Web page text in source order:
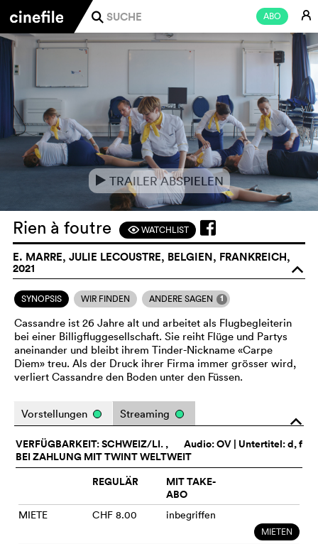
ABO E
j
e TRAILER ABSPIELEN
Rien à foutre FWATCHLIST
E. MARRE, JULIE LECOUSTRE, BELGIEN, FRANKREICH,
2021 o
SYNOPSIS WIR FINDEN ANDERE SAGEN 1
Cassandre ist 26 Jahre alt und arbeitet als Flugbegleiterin
bei einer Billigfluggesellschaft. Sie reiht Flüge und Partys
aneinander und bleibt ihrem Tinder-Nickname «Carpe
Diem» treu. Als der Druck ihrer Firma immer grösser wird,
verliert Cassandre den Boden unter den Füssen.
o
Vorstellungen Streaming
Audio:OV | Untertitel: d, f
VERFÜGBARKEIT: SCHWEIZ/LI. ,
BEI ZAHLUNG MIT TWINT WELTWEIT
REGULÄR
MIT TAKE-
ABO
MIETE CHF 8.00 inbegriffen
MIETEN